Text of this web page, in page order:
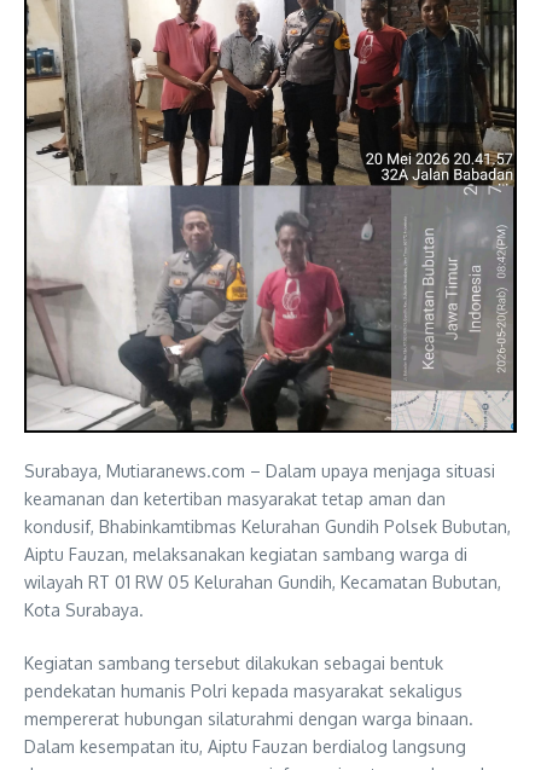
Surabaya, Mutiaranews.com – Dalam upaya menjaga situasi
keamanan dan ketertiban masyarakat tetap aman dan
kondusif, Bhabinkamtibmas Kelurahan Gundih Polsek Bubutan,
Aiptu Fauzan, melaksanakan kegiatan sambang warga di
wilayah RT 01 RW 05 Kelurahan Gundih, Kecamatan Bubutan,
Kota Surabaya.
Kegiatan sambang tersebut dilakukan sebagai bentuk
pendekatan humanis Polri kepada masyarakat sekaligus
mempererat hubungan silaturahmi dengan warga binaan.
Dalam kesempatan itu, Aiptu Fauzan berdialog langsung